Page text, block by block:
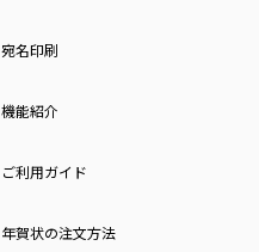
宛名印刷
機能紹介
ご利用ガイド
年賀状の注文方法